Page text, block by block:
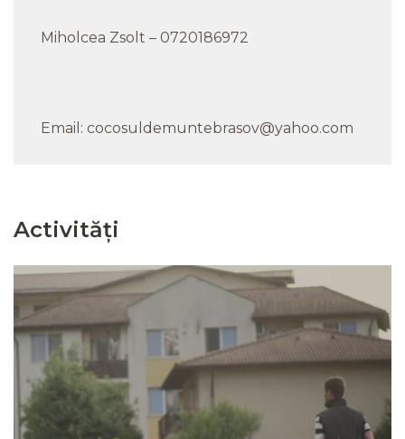
Miholcea Zsolt – 0720186972
Email: cocosuldemuntebrasov@yahoo.com
Activități